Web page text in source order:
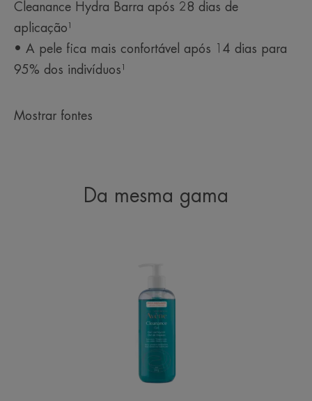
Cleanance Hydra Barra após 28 dias de
aplicação¹
• A pele fica mais confortável após 14 dias para
95% dos indivíduos¹
Mostrar fontes
Da mesma gama